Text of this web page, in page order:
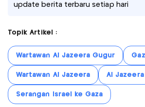
update berita terbaru setiap hari
Topik Artikel :
Wartawan Al Jazeera Gugur
Wartawan Al Jazeera Al Jazeera
Serangan Israel ke Gaza